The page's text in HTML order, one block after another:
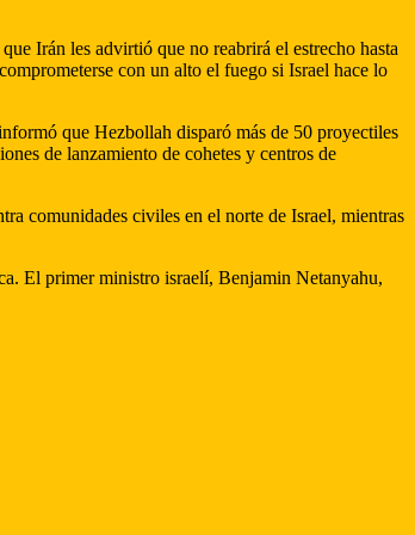
Irán les advirtió que no reabrirá el estrecho hasta
con un alto el fuego si Israel hace lo
que Hezbollah disparó más de 50 proyectiles
de lanzamiento de cohetes y centros de
comunidades civiles en el norte de Israel, mientras
El primer ministro israelí, Benjamin Netanyahu,